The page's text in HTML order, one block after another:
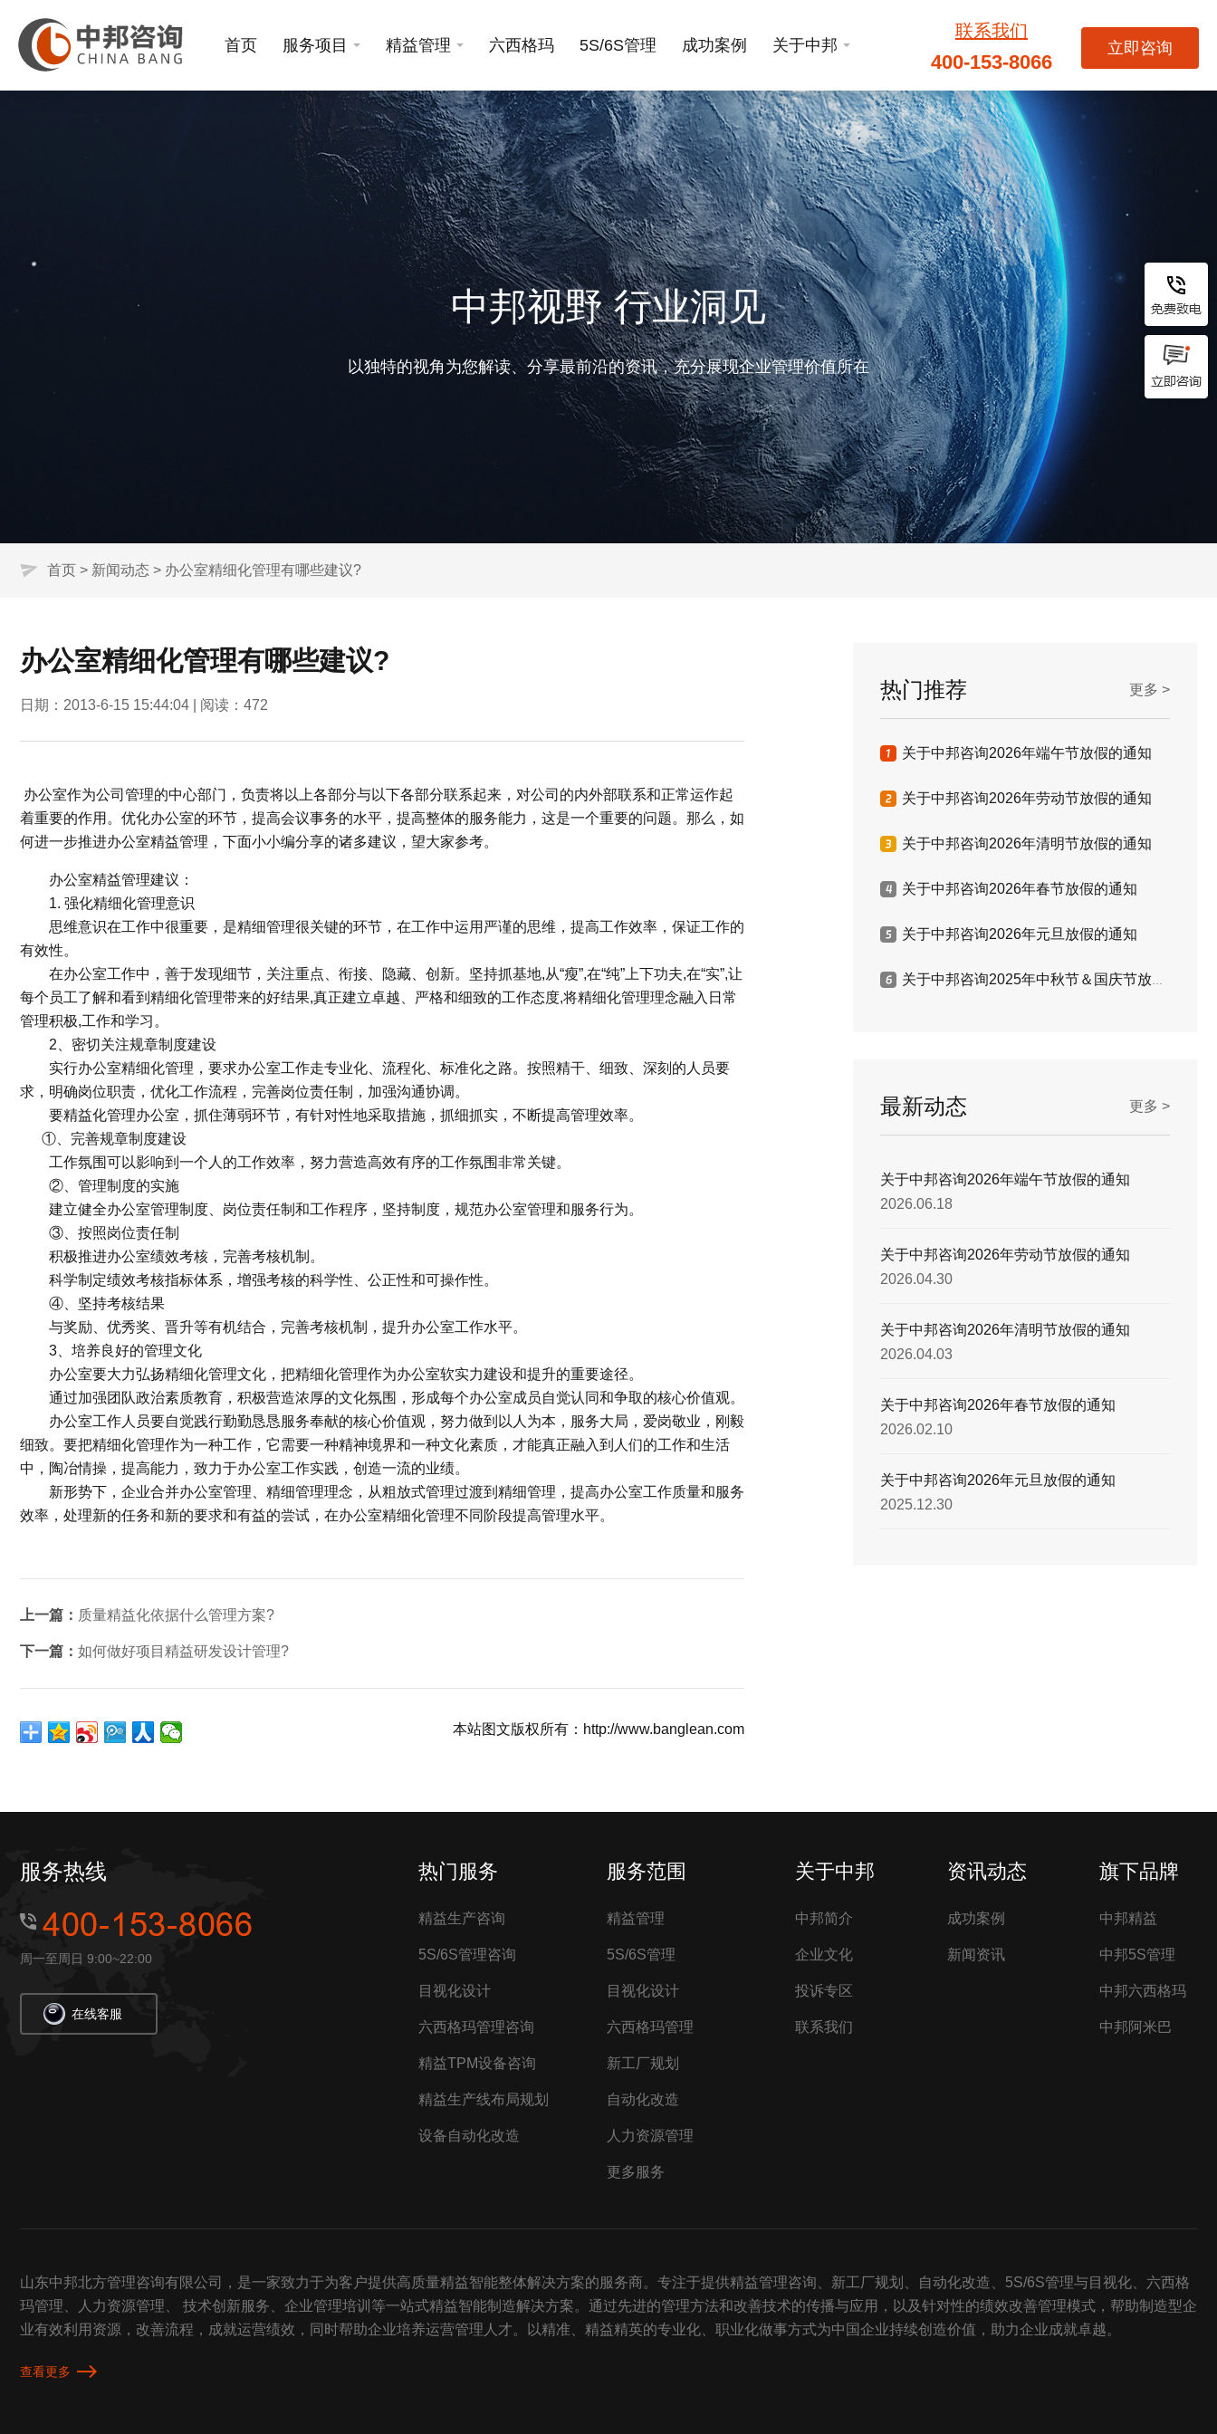
首页 服务项目 精益管理 六西格玛 5S/6S管理 成功案例 关于中邦
联系我们
400-153-8066
立即咨询
中邦视野 行业洞见
以独特的视角为您解读、分享最前沿的资讯，充分展现企业管理价值所在
首页 > 新闻动态 > 办公室精细化管理有哪些建议?
办公室精细化管理有哪些建议?
日期：2013-6-15 15:44:04 | 阅读： 472
办公室作为公司管理的中心部门，负责将以上各部分与以下各部分联系起来，对公司的内外部联系和正常运作起
着重要的作用。优化办公室的环节，提高会议事务的水平，提高整体的服务能力，这是一个重要的问题。那么，如
何进一步推进办公室精益管理，下面小小编分享的诸多建议，望大家参考。
办公室精益管理建议：
1. 强化精细化管理意识
思维意识在工作中很重要，是精细管理很关键的环节，在工作中运用严谨的思维，提高工作效率，保证工作的
有效性。
在办公室工作中，善于发现细节，关注重点、衔接、隐藏、创新。坚持抓基地,从“瘦”,在“纯”上下功夫,在“实”,让
每个员工了解和看到精细化管理带来的好结果,真正建立卓越、严格和细致的工作态度,将精细化管理理念融入日常
管理积极,工作和学习。
2、密切关注规章制度建设
实行办公室精细化管理，要求办公室工作走专业化、流程化、标准化之路。按照精干、细致、深刻的人员要
求，明确岗位职责，优化工作流程，完善岗位责任制，加强沟通协调。
要精益化管理办公室，抓住薄弱环节，有针对性地采取措施，抓细抓实，不断提高管理效率。
①、完善规章制度建设
工作氛围可以影响到一个人的工作效率，努力营造高效有序的工作氛围非常关键。
②、管理制度的实施
建立健全办公室管理制度、岗位责任制和工作程序，坚持制度，规范办公室管理和服务行为。
③、按照岗位责任制
积极推进办公室绩效考核，完善考核机制。
科学制定绩效考核指标体系，增强考核的科学性、公正性和可操作性。
④、坚持考核结果
与奖励、优秀奖、晋升等有机结合，完善考核机制，提升办公室工作水平。
3、培养良好的管理文化
办公室要大力弘扬精细化管理文化，把精细化管理作为办公室软实力建设和提升的重要途径。
通过加强团队政治素质教育，积极营造浓厚的文化氛围，形成每个办公室成员自觉认同和争取的核心价值观。
办公室工作人员要自觉践行勤勤恳恳服务奉献的核心价值观，努力做到以人为本，服务大局，爱岗敬业，刚毅
细致。要把精细化管理作为一种工作，它需要一种精神境界和一种文化素质，才能真正融入到人们的工作和生活
中，陶冶情操，提高能力，致力于办公室工作实践，创造一流的业绩。
新形势下，企业合并办公室管理、精细管理理念，从粗放式管理过渡到精细管理，提高办公室工作质量和服务
效率，处理新的任务和新的要求和有益的尝试，在办公室精细化管理不同阶段提高管理水平。
上一篇： 质量精益化依据什么管理方案?
下一篇： 如何做好项目精益研发设计管理?
本站图文版权所有：http://www.banglean.com
热门推荐 更多 >
关于中邦咨询2026年端午节放假的通知
关于中邦咨询2026年劳动节放假的通知
关于中邦咨询2026年清明节放假的通知
关于中邦咨询2026年春节放假的通知
关于中邦咨询2026年元旦放假的通知
关于中邦咨询2025年中秋节＆国庆节放假的通知
最新动态 更多 >
关于中邦咨询2026年端午节放假的通知
2026.06.18
关于中邦咨询2026年劳动节放假的通知
2026.04.30
关于中邦咨询2026年清明节放假的通知
2026.04.03
关于中邦咨询2026年春节放假的通知
2026.02.10
关于中邦咨询2026年元旦放假的通知
2025.12.30
服务热线
周一至周日 9:00~22:00
在线客服
热门服务
精益生产咨询
5S/6S管理咨询
目视化设计
六西格玛管理咨询
精益TPM设备咨询
精益生产线布局规划
设备自动化改造
服务范围
精益管理
5S/6S管理
目视化设计
六西格玛管理
新工厂规划
自动化改造
人力资源管理
更多服务
关于中邦
中邦简介
企业文化
投诉专区
联系我们
资讯动态
成功案例
新闻资讯
旗下品牌
中邦精益
中邦5S管理
中邦六西格玛
中邦阿米巴
山东中邦北方管理咨询有限公司，是一家致力于为客户提供高质量精益智能整体解决方案的服务商。专注于提供精益管理咨询、新工厂规划、自动化改造、5S/6S管理与目视化、六西格
玛管理、人力资源管理、 技术创新服务、企业管理培训等一站式精益智能制造解决方案。通过先进的管理方法和改善技术的传播与应用，以及针对性的绩效改善管理模式，帮助制造型企
业有效利用资源，改善流程，成就运营绩效，同时帮助企业培养运营管理人才。以精准、精益精英的专业化、职业化做事方式为中国企业持续创造价值，助力企业成就卓越。
查看更多